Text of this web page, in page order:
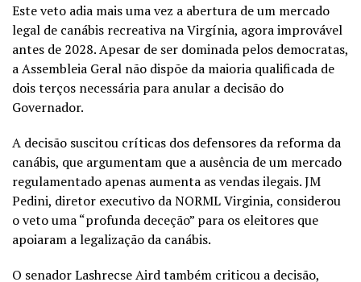
Este veto adia mais uma vez a abertura de um mercado
legal de canábis recreativa na Virgínia, agora improvável
antes de 2028. Apesar de ser dominada pelos democratas,
a Assembleia Geral não dispõe da maioria qualificada de
dois terços necessária para anular a decisão do
Governador.
A decisão suscitou críticas dos defensores da reforma da
canábis, que argumentam que a ausência de um mercado
regulamentado apenas aumenta as vendas ilegais. JM
Pedini, diretor executivo da NORML Virginia, considerou
o veto uma “profunda deceção” para os eleitores que
apoiaram a legalização da canábis.
O senador Lashrecse Aird também criticou a decisão,